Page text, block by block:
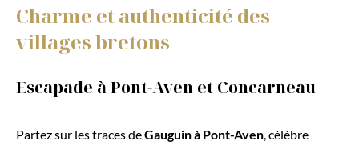
Charme et authenticité des
villages bretons
Escapade à Pont-Aven et Concarneau
Partez sur les traces deGauguin à Pont-Aven, célèbre